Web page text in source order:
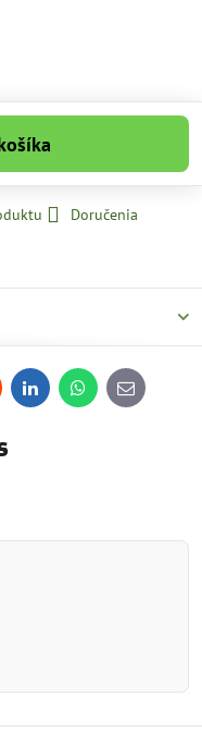
košíka
Doručenia
LinkedInWhatsApp
E-
mail